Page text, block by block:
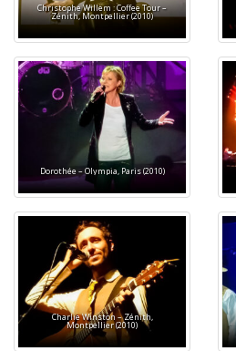
Christophe Willem : Coffee Tour –
Zénith, Montpellier (2010)
Dorothée – Olympia, Paris (2010)
Charlie Winston – Zénith,
Montpellier (2010)